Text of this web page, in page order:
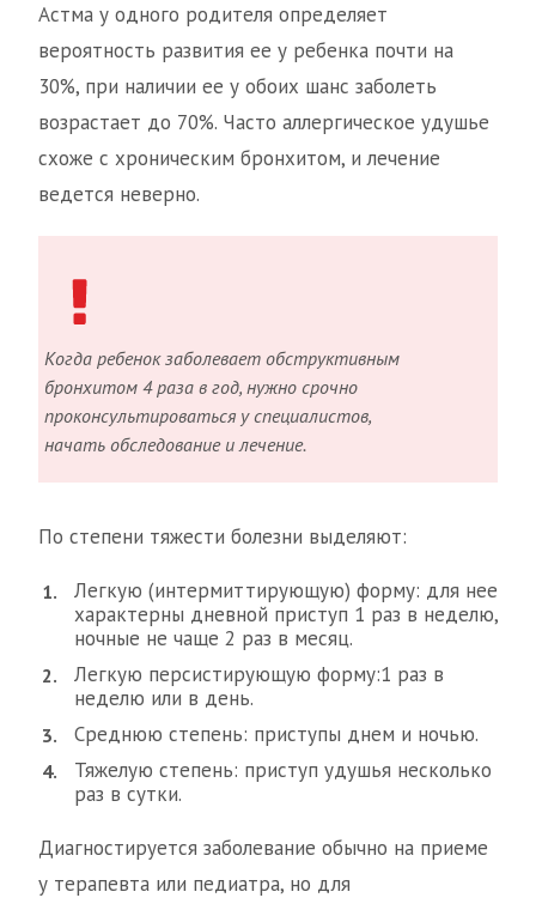
Астма у одного родителя определяет
вероятность развития ее у ребенка почти на
30%, при наличии ее у обоих шанс заболеть
возрастает до 70%. Часто аллергическое удушье
схоже с хроническим бронхитом, и лечение
ведется неверно.
Когда ребенок заболевает обструктивным
бронхитом 4 раза в год, нужно срочно
проконсультироваться у специалистов,
начать обследование и лечение.
По степени тяжести болезни выделяют:
Легкую (интермиттирующую) форму: для нее
характерны дневной приступ 1 раз в неделю,
ночные не чаще 2 раз в месяц.
Легкую персистирующую форму:1 раз в
неделю или в день.
Среднюю степень: приступы днем и ночью.
Тяжелую степень: приступ удушья несколько
раз в сутки.
Диагностируется заболевание обычно на приеме
у терапевта или педиатра, но для